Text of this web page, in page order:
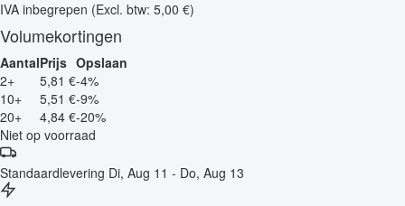
IVA inbegrepen (Excl. btw: 5,00 €)
Volumekortingen
AantalPrijs Opslaan
2+
5,81 €-4%
10+
5,51 €-9%
20+
4,84 €-20%
Niet op voorraad
Standaardlevering Di, Aug 11 - Do, Aug 13